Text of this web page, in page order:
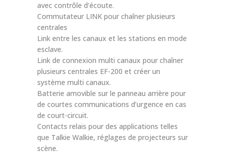
avec contrôle d’écoute.
Commutateur LINK pour chaîner plusieurs
centrales
Link entre les canaux et les stations en mode
esclave.
Link de connexion multi canaux pour chaîner
plusieurs centrales EF-200 et créer un
système multi canaux.
Batterie amovible sur le panneau arrière pour
de courtes communications d’urgence en cas
de court-circuit.
Contacts relais pour des applications telles
que Talkie Walkie, réglages de projecteurs sur
scène.